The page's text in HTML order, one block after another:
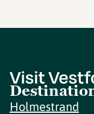
Holmestrand